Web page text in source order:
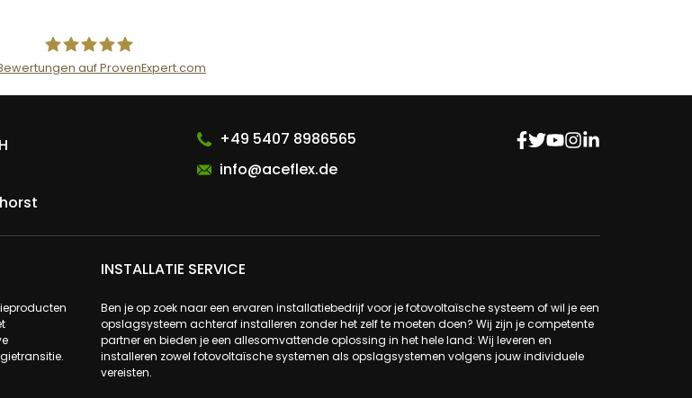
AceFlex GmbH
auf ProvenExpert.com
+49 5407 8986565
info@aceflex.de
INSTALLATIE SERVICE
Ben je op zoek naar een ervaren installatiebedrijf voor je fotovoltaïsche systeem of wil je een
opslagsysteem achteraf installeren zonder het zelf te moeten doen? Wij zijn je competente
partner en bieden je een allesomvattende oplossing in het hele land: Wij leveren en
installeren zowel fotovoltaïsche systemen als opslagsystemen volgens jouw individuele
vereisten.